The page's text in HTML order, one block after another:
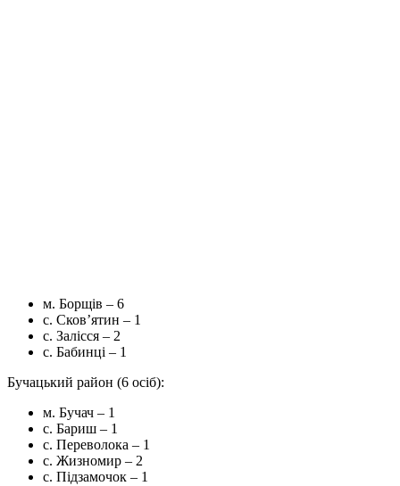
м. Борщів – 6
с. Сков’ятин – 1
с. Залісся – 2
с. Бабинці – 1
Бучацький район (6 осіб):
м. Бучач – 1
с. Бариш – 1
с. Переволока – 1
с. Жизномир – 2
с. Підзамочок – 1